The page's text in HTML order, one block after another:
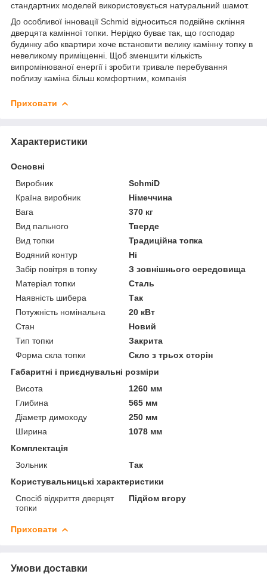
стандартних моделей використовується натуральний шамот.
До особливої інновації Schmid відноситься подвійне скління
дверцята камінної топки. Нерідко буває так, що господар
будинку або квартири хоче встановити велику камінну топку в
невеликому приміщенні. Щоб зменшити кількість
випромінюваної енергії і зробити тривале перебування
поблизу каміна більш комфортним, компанія
Приховати
Характеристики
Основні
Виробник
SchmiD
Країна виробник
Німеччина
Вага
370 кг
Вид пального
Тверде
Вид топки
Традиційна топка
Водяний контур
Ні
Забір повітря в топку
З зовнішнього середовища
Матеріал топки
Сталь
Наявність шибера
Так
Потужність номінальна
20 кВт
Стан
Новий
Тип топки
Закрита
Форма скла топки
Скло з трьох сторін
Габаритні і приєднувальні розміри
Висота
1260 мм
Глибина
565 мм
Діаметр димоходу
250 мм
Ширина
1078 мм
Комплектація
Зольник
Так
Користувальницькі характеристики
Спосіб відкриття дверцят
топки
Підйом вгору
Приховати
Умови доставки